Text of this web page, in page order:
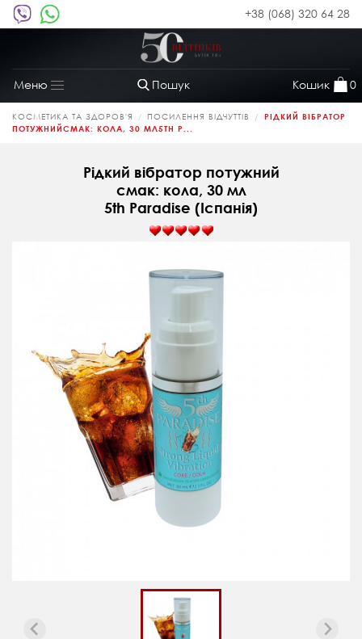
+38 (068) 320 64 28
Пошук Кошик 0
Меню
Toggle
navigation
КОСМЕТИКА ТА ЗДОРОВ'Я ПОСИЛЕННЯ ВІДЧУТТІВ
РІДКИЙ ВІБРАТОР
ПОТУЖНИЙСМАК: КОЛА, 30 МЛ5TH P...
Рідкий вібратор потужний
смак: кола, 30 мл
5th Paradise (Іспанія)